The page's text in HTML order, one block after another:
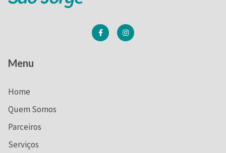
Menu
Home
Quem Somos
Parceiros
Serviços